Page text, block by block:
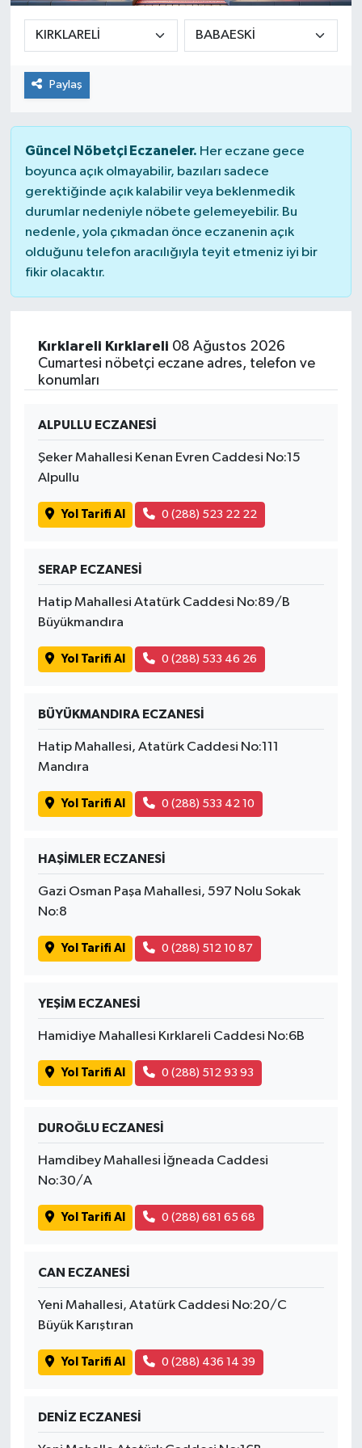
Paylaş
Güncel Nöbetçi Eczaneler. Her eczane gece
boyunca açık olmayabilir, bazıları sadece
gerektiğinde açık kalabilir veya beklenmedik
durumlar nedeniyle nöbete gelemeyebilir. Bu
nedenle, yola çıkmadan önce eczanenin açık
olduğunu telefon aracılığıyla teyit etmeniz iyi bir
fikir olacaktır.
Kırklareli Kırklareli 08 Ağustos 2026
Cumartesi nöbetçi eczane adres, telefon ve
konumları
ALPULLU ECZANESİ
Şeker Mahallesi Kenan Evren Caddesi No:15
Alpullu
Yol Tarifi Al 0 (288) 523 22 22
SERAP ECZANESİ
Hatip Mahallesi Atatürk Caddesi No:89/B
Büyükmandıra
Yol Tarifi Al 0 (288) 533 46 26
BÜYÜKMANDIRA ECZANESİ
Hatip Mahallesi, Atatürk Caddesi No:111
Mandıra
Yol Tarifi Al 0 (288) 533 42 10
HAŞİMLER ECZANESİ
Gazi Osman Paşa Mahallesi, 597 Nolu Sokak
No:8
Yol Tarifi Al 0 (288) 512 10 87
YEŞİM ECZANESİ
Hamidiye Mahallesi Kırklareli Caddesi No:6B
Yol Tarifi Al 0 (288) 512 93 93
DUROĞLU ECZANESİ
Hamdibey Mahallesi İğneada Caddesi
No:30/A
Yol Tarifi Al 0 (288) 681 65 68
CAN ECZANESİ
Yeni Mahallesi, Atatürk Caddesi No:20/C
Büyük Karıştıran
Yol Tarifi Al 0 (288) 436 14 39
DENİZ ECZANESİ